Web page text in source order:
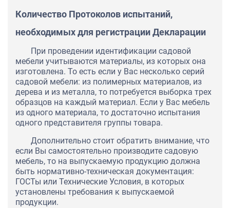
Количество Протоколов испытаний,
необходимых для регистрации Декларации
При проведении идентификации садовой
мебели учитываются материалы, из которых она
изготовлена. То есть если у Вас несколько серий
садовой мебели: из полимерных материалов, из
дерева и из металла, то потребуется выборка трех
образцов на каждый материал. Если у Вас мебель
из одного материала, то достаточно испытания
одного представителя группы товара.
Дополнительно стоит обратить внимание, что
если Вы самостоятельно производите садовую
мебель, то на выпускаемую продукцию должна
быть нормативно-техническая документация:
ГОСТы или Технические Условия, в которых
установлены требования к выпускаемой
продукции.